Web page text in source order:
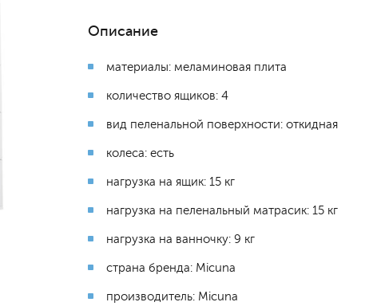
Описание
материалы: меламиновая плита
количество ящиков: 4
вид пеленальной поверхности: откидная
колеса: есть
нагрузка на ящик: 15 кг
нагрузка на пеленальный матрасик: 15 кг
нагрузка на ванночку: 9 кг
страна бренда: Micuna
производитель: Micuna